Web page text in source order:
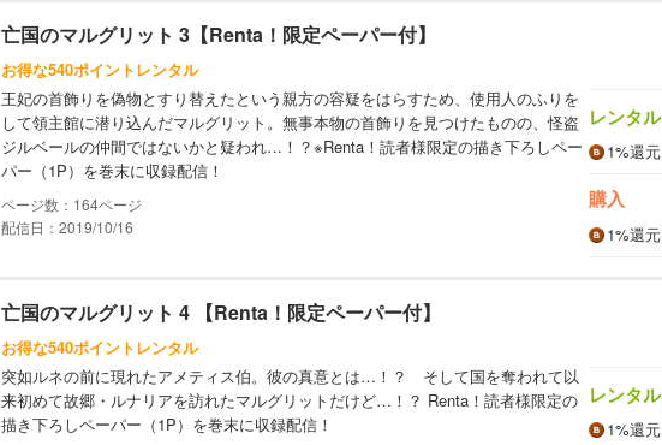
亡国のマルグリット 3【Renta！限定ペーパー付】
お得な540ポイントレンタル
王妃の首飾りを偽物とすり替えたという親方の容疑をはらすため、使用人のふりを
して領主館に潜り込んだマルグリット。無事本物の首飾りを見つけたものの、怪盗
ジルベールの仲間ではないかと疑われ…！？※Renta！読者様限定の描き下ろしペー
パー（1P）を巻末に収録配信！
164
配信日：2019/10/16
レンタル
1%還元
購入
1%還元
亡国のマルグリット 4 【Renta！限定ペーパー付】
お得な540ポイントレンタル
突如ルネの前に現れたアメティス伯。彼の真意とは…！？ そして国を奪われて以
来初めて故郷・ルナリアを訪れたマルグリットだけど…！？ Renta！読者様限定の
描き下ろしペーパー（1P）を巻末に収録配信！
レンタル
1%還元